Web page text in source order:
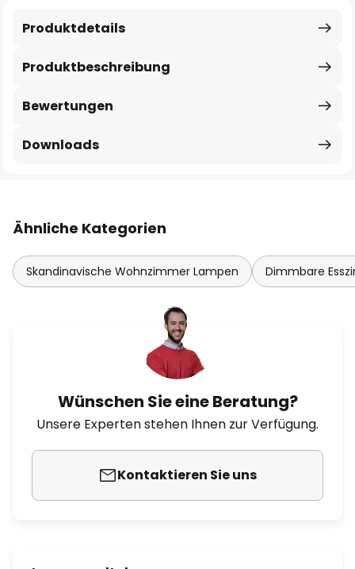
Produktbeschreibung
Produktdetails
Bewertungen
Downloads
Ähnliche Kategorien
Skandinavische Wohnzimmer Lampen Dimmbare
Wünschen Sie eine Beratung?
Unsere Experten stehen Ihnen zur Verfügung.
Kontaktieren Sie uns